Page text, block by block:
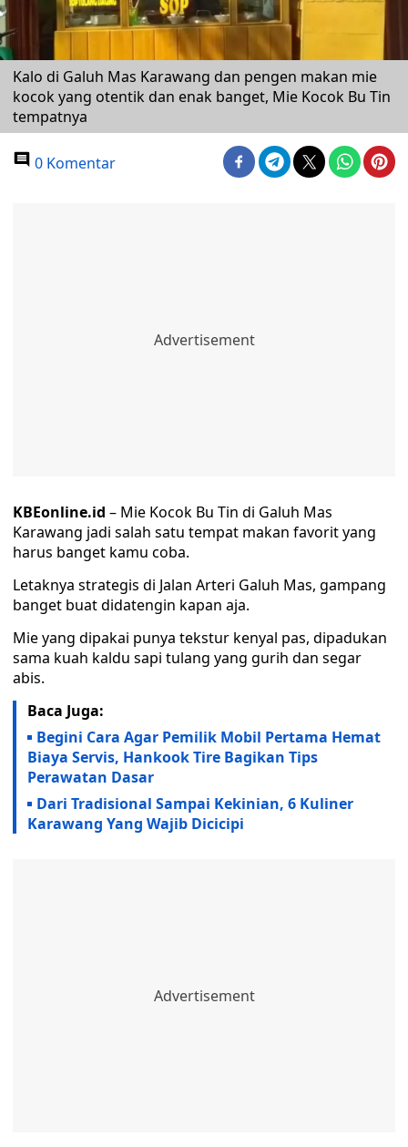
Kalo di Galuh Mas Karawang dan pengen makan mie
kocok yang otentik dan enak banget, Mie Kocok Bu Tin
tempatnya
0 Komentar
KBEonline.id – Mie Kocok Bu Tin di Galuh Mas
Karawang jadi salah satu tempat makan favorit yang
harus banget kamu coba.
Letaknya strategis di Jalan Arteri Galuh Mas, gampang
banget buat didatengin kapan aja.
Mie yang dipakai punya tekstur kenyal pas, dipadukan
sama kuah kaldu sapi tulang yang gurih dan segar
abis.
Baca Juga:
Begini Cara Agar Pemilik Mobil Pertama Hemat
Biaya Servis, Hankook Tire Bagikan Tips
Perawatan Dasar
Dari Tradisional Sampai Kekinian, 6 Kuliner
Karawang Yang Wajib Dicicipi ‎